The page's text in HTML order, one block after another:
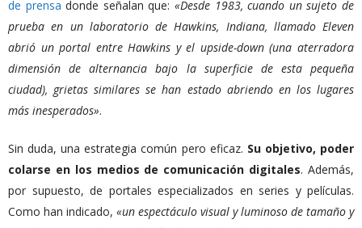
de prensa donde señalan que:«Desde 1983, cuando un sujeto de
prueba en un laboratorio de Hawkins, Indiana, llamado Eleven
abrió un portal entre Hawkins y el upside-down(una aterradora
dimensión de alternancia bajo la superficie de esta pequeña
ciudad), grietas similares se han estado abriendo en los lugares
más inesperados».
Sin duda, una estrategia común pero eficaz. Su objetivo, poder
colarse en los medios de comunicación digitales. Además,
por supuesto, de portales especializados en series y películas.
Como han indicado, «un espectáculo visual y luminoso de tamaño y